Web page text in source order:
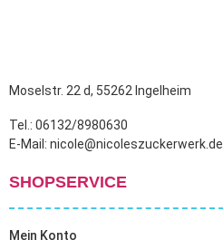
Moselstr. 22 d, 55262 Ingelheim
Tel.: 06132/8980630
E-Mail: nicole@nicoleszuckerwerk.de
SHOPSERVICE
Mein Konto